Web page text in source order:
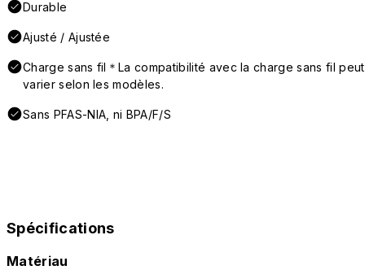
Durable
Ajusté / Ajustée
Charge sans fil＊La compatibilité avec la charge sans fil peut
varier selon les modèles.
Sans PFAS-NIA, ni BPA/F/S
Spécifications
Matériau